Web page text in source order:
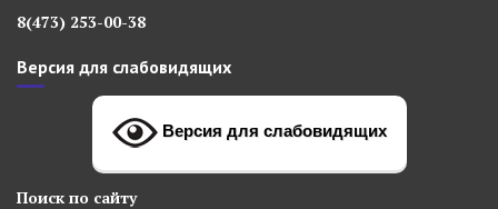
8(473) 253-00-38
Версия для слабовидящих
Версия для слабовидящих
Поиск по сайту